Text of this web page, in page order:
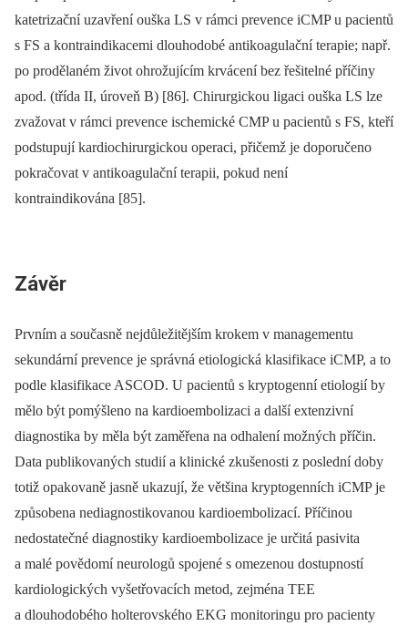
katetrizační uzavření ouška LS v rámci prevence iCMP u pacientů
s FS a kontraindikacemi dlouhodobé antikoagulační terapie; např.
po prodělaném život ohrožujícím krvácení bez řešitelné příčiny
apod. (třída II, úroveň B) [86]. Chirurgickou ligaci ouška LS lze
zvažovat v rámci prevence ischemické CMP u pacientů s FS, kteří
podstupují kardiochirurgickou operaci, přičemž je doporučeno
pokračovat v antikoagulační terapii, pokud není
kontraindikována [85].
Závěr
Prvním a současně nejdůležitějším krokem v managementu
sekundární prevence je správná etiologická klasifikace iCMP, a to
podle klasifikace ASCOD. U pacientů s kryptogenní etiologií by
mělo být pomýšleno na kardioembolizaci a další extenzivní
diagnostika by měla být zaměřena na odhalení možných příčin.
Data publikovaných studií a klinické zkušenosti z poslední doby
totiž opakovaně jasně ukazují, že většina kryptogenních iCMP je
způsobena nedia­gnostikovanou kardioembolizací. Příčinou
nedostatečné diagnostiky kardioembolizace je určitá pasivita
a malé povědomí neurologů spojené s omezenou dostupností
kardiologických vyšetřovacích metod, zejména TEE
a dlouhodobého holterovského EKG monitoringu pro pacienty